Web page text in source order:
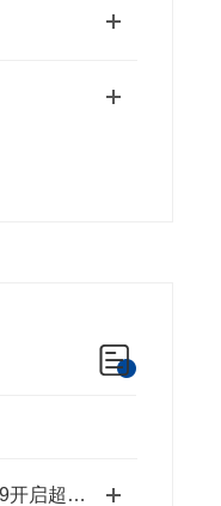
高纯还原铜AR189开启超纯金属新时代的“铜”话钥匙